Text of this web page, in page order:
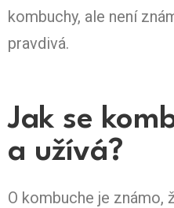
kombuchy, ale není
pravdivá.
Jak se
a užívá?
O kombuche je známo,